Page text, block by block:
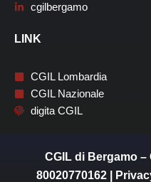
cgilbergamo
LINK
CGIL Lombardia
CGIL Nazionale
digita CGIL
CGIL di Bergamo
80020770162 |